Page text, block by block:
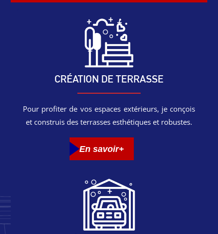
CRÉATION DE TERRASSE
Pour profiter de vos espaces extérieurs, je conçois
et construis des terrasses esthétiques et robustes.
En savoir+